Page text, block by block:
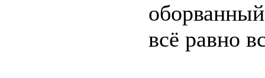
всё равно